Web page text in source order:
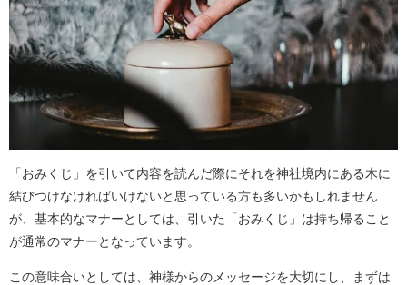
「おみくじ」を引いて内容を読んだ際にそれを神社境内にある木に
結びつけなければいけないと思っている方も多いかもしれません
が、基本的なマナーとしては、引いた「おみくじ」は持ち帰ること
が通常のマナーとなっています。
この意味合いとしては、神様からのメッセージを大切にし、まずは